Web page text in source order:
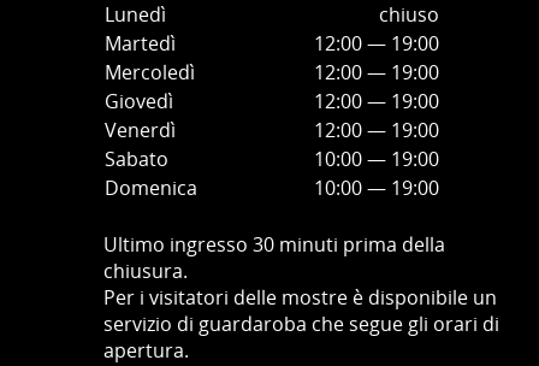
Lunedì
chiuso
Martedì
12:00 — 19:00
Mercoledì
12:00— 19:00
Giovedì
12:00— 19:00
Venerdì
12:00— 19:00
Sabato
10:00— 19:00
Domenica
10:00— 19:00
Ultimo ingresso 30 minuti prima della
chiusura.
Per i visitatori delle mostre è disponibile un
servizio di guardaroba che segue gli orari di
apertura.